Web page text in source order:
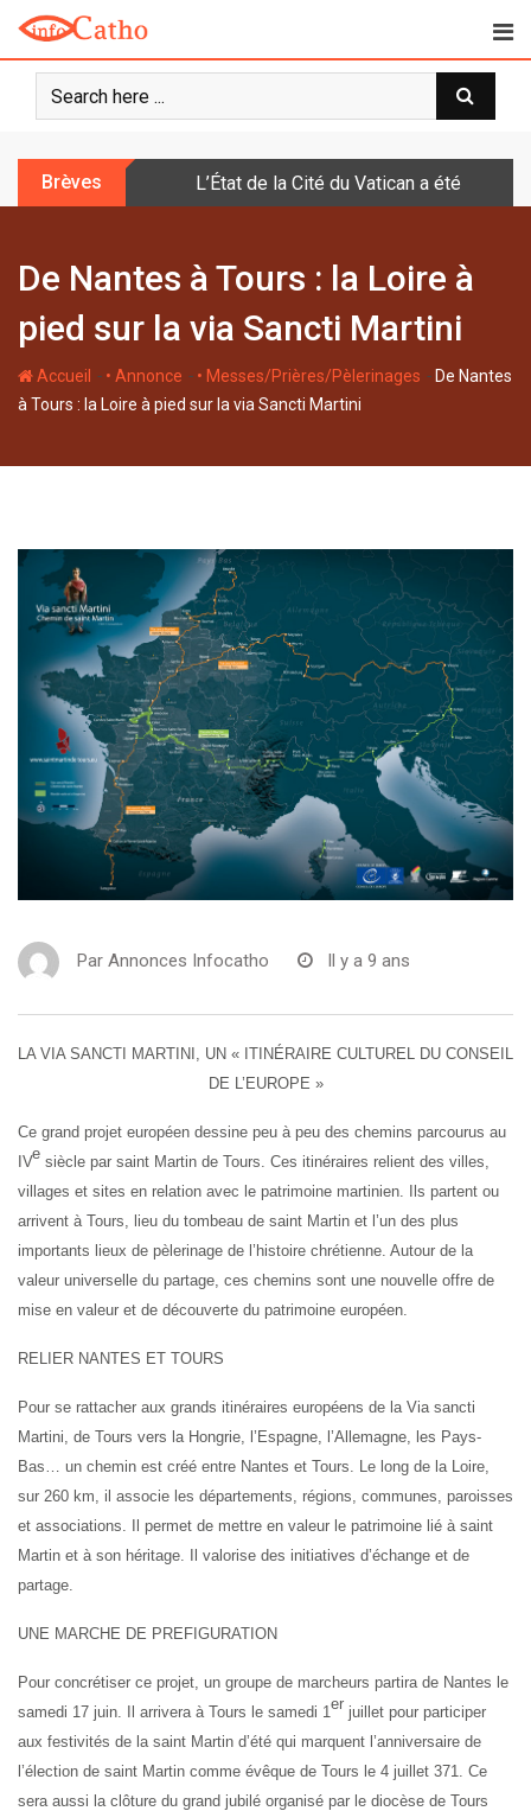
o
Brèves L’État de la Cité du Vatican a été doté
De Nantes à Tours : la Loire à
pied sur la via Sancti Martini
Accueil - • Annonce - • Messes/Prières/Pèlerinages - De Nantes
à Tours : la Loire à pied sur la via Sancti Martini
Par Annonces Infocatho Il y a 9 ans
LA VIA SANCTI MARTINI, UN « ITINÉRAIRE CULTUREL DU CONSEIL
DE L’EUROPE »
Ce grand projet européen dessine peu à peu des chemins parcourus au
IVe siècle par saint Martin de Tours. Ces itinéraires relient des villes,
villages et sites en relation avec le patrimoine martinien. Ils partent ou
arrivent à Tours, lieu du tombeau de saint Martin et l’un des plus
importants lieux de pèlerinage de l’histoire chrétienne. Autour de la
valeur universelle du partage, ces chemins sont une nouvelle offre de
mise en valeur et de découverte du patrimoine européen.
RELIER NANTES ET TOURS
Pour se rattacher aux grands itinéraires européens de la Via sancti
Martini, de Tours vers la Hongrie, l’Espagne, l’Allemagne, les Pays-
Bas… un chemin est créé entre Nantes et Tours. Le long de la Loire,
sur 260 km, il associe les départements, régions, communes, paroisses
et associations. Il permet de mettre en valeur le patrimoine lié à saint
Martin et à son héritage. Il valorise des initiatives d’échange et de
partage.
UNE MARCHE DE PREFIGURATION
Pour concrétiser ce projet, un groupe de marcheurs partira de Nantes le
samedi 17 juin. Il arrivera à Tours le samedi 1er juillet pour participer
aux festivités de la saint Martin d’été qui marquent l’anniversaire de
l’élection de saint Martin comme évêque de Tours le 4 juillet 371. Ce
sera aussi la clôture du grand jubilé organisé par le diocèse de Tours